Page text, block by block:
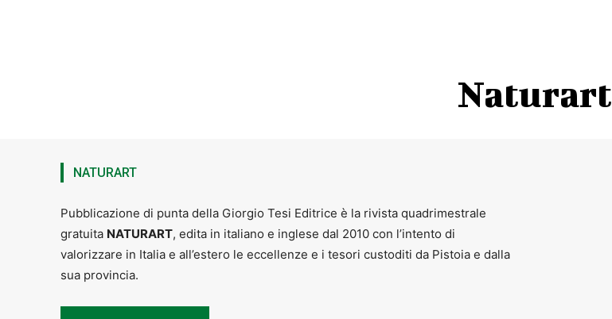
Naturart
NATURART
Pubblicazione di punta della Giorgio Tesi Editrice è la rivista quadrimestrale
gratuita NATURART, edita in italiano e inglese dal 2010 con l’intento di
valorizzare in Italia e all’estero le eccellenze e i tesori custoditi da Pistoia e dalla
sua provincia.